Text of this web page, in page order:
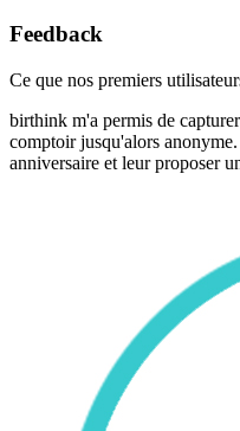
Feedback
Ce que nos premiers
birthink m'a permis de
comptoir jusqu'alors
anniversaire et leur proposer